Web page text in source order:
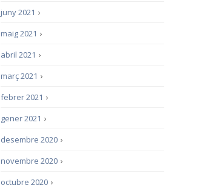
›
juny 2021
›
maig 2021
›
abril 2021
›
març 2021
›
febrer 2021
›
gener 2021
›
desembre 2020
›
novembre 2020
›
octubre 2020